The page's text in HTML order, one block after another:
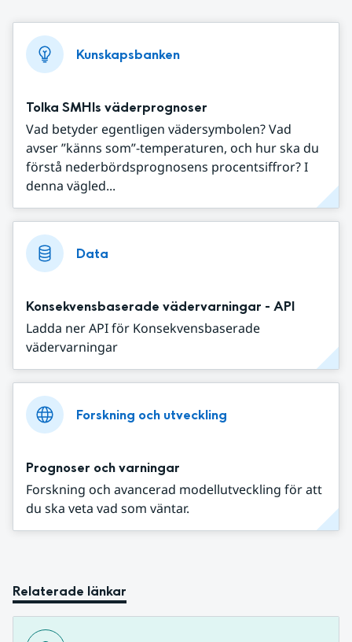
Kunskapsbanken
Tolka SMHIs väderprognoser
Vad betyder egentligen vädersymbolen? Vad
avser ”känns som”-temperaturen, och hur ska du
förstå nederbördsprognosens procentsiffror? I
denna vägled...
Data
Konsekvensbaserade vädervarningar - API
Ladda ner API för Konsekvensbaserade
vädervarningar
Forskning och utveckling
Prognoser och varningar
Forskning och avancerad modellutveckling för att
du ska veta vad som väntar.
Relaterade länkar